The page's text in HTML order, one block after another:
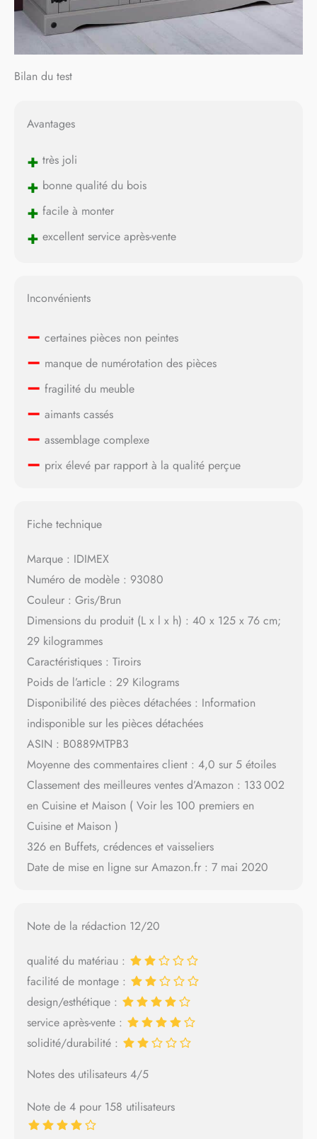
Bilan du test
Avantages
+ très joli
+ bonne qualité du bois
+ facile à monter
+ excellent service après-vente
Inconvénients
– certaines pièces non peintes
– manque de numérotation des pièces
– fragilité du meuble
– aimants cassés
– assemblage complexe
– prix élevé par rapport à la qualité perçue
Fiche technique
Marque : IDIMEX
Numéro de modèle : 93080
Couleur : Gris/Brun
Dimensions du produit (L x l x h) : 40 x 125 x 76 cm;
29 kilogrammes
Caractéristiques : Tiroirs
Poids de l’article : 29 Kilograms
Disponibilité des pièces détachées : Information
indisponible sur les pièces détachées
ASIN : B0889MTPB3
Moyenne des commentaires client : 4,0 sur 5 étoiles
Classement des meilleures ventes d’Amazon : 133 002
en Cuisine et Maison ( Voir les 100 premiers en
Cuisine et Maison )
326 en Buffets, crédences et vaisseliers
Date de mise en ligne sur Amazon.fr : 7 mai 2020
Note de la rédaction 12/20
qualité du matériau :
facilité de montage :
design/esthétique :
service après-vente :
solidité/durabilité :
Notes des utilisateurs 4/5
Note de 4 pour 158 utilisateurs